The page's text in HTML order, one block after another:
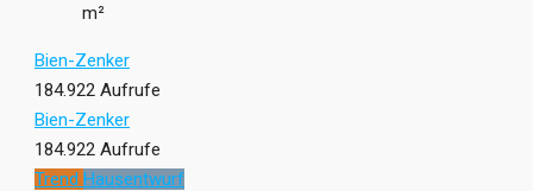
m²
Bien-Zenker
184.922 Aufrufe
Bien-Zenker
184.922 Aufrufe
Trend Hausentwurf